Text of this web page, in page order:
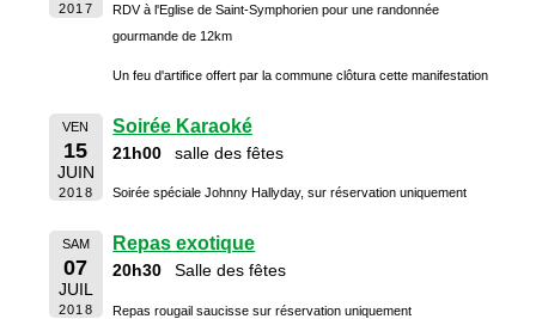
2017
RDV à l'Eglise de Saint-Symphorien pour une randonnée
gourmande de 12km
Un feu d'artifice offert par la commune clôtura cette manifestation
VEN
15
JUIN
2018
Soirée Karaoké
21h00 salle des fêtes
Soirée spéciale Johnny Hallyday, sur réservation uniquement
SAM
07
JUIL
2018
Repas exotique
20h30 Salle des fêtes
Repas rougail saucisse sur réservation uniquement